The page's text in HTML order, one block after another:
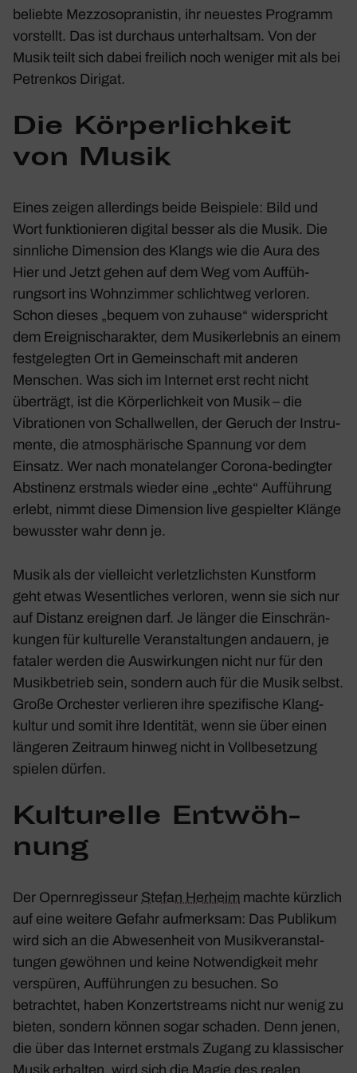
beliebte Mezzo­so­pra­nistin, ihr neuestes Programm
vorstellt. Das ist durchaus unter­haltsam. Von der
Musik teilt sich dabei frei­lich noch weniger mit als bei
Petrenkos Dirigat.
Die Körper­lich­keit
von Musik
Eines zeigen aller­dings beide Beispiele: Bild und
Wort funk­tio­nieren digital besser als die Musik. Die
sinn­liche Dimen­sion des Klangs wie die Aura des
Hier und Jetzt gehen auf dem Weg vom Auffüh­
rungsort ins Wohn­zimmer schlichtweg verloren.
Schon dieses „bequem von zuhause“ wider­spricht
dem Ereig­nis­cha­rakter, dem Musik­erlebnis an einem
fest­ge­legten Ort in Gemein­schaft mit anderen
Menschen. Was sich im Internet erst recht nicht
über­trägt, ist die Körper­lich­keit von Musik – die
Vibra­tionen von Schall­wellen, der Geruch der Instru­
mente, die atmo­sphä­ri­sche Span­nung vor dem
Einsatz. Wer nach mona­te­langer Corona-bedingter
Absti­nenz erst­mals wieder eine „echte“ Auffüh­rung
erlebt, nimmt diese Dimen­sion live gespielter Klänge
bewusster wahr denn je.
Musik als der viel­leicht verletz­lichsten Kunst­form
geht etwas Wesent­li­ches verloren, wenn sie sich nur
auf Distanz ereignen darf. Je länger die Einschrän­
kungen für kultu­relle Veran­stal­tungen andauern, je
fataler werden die Auswir­kungen nicht nur für den
Musik­be­trieb sein, sondern auch für die Musik selbst.
Große Orchester verlieren ihre spezi­fi­sche Klang­
kultur und somit ihre Iden­tität, wenn sie über einen
längeren Zeit­raum hinweg nicht in Voll­be­set­zung
spielen dürfen.
Kultu­relle Entwöh­
nung
Der Opern­re­gis­seur Stefan Herheim machte kürz­lich
auf eine weitere Gefahr aufmerksam: Das Publikum
wird sich an die Abwe­sen­heit von Musik­ver­an­stal­
tungen gewöhnen und keine Notwen­dig­keit mehr
verspüren, Auffüh­rungen zu besu­chen. So
betrachtet, haben Konzert­streams nicht nur wenig zu
bieten, sondern können sogar schaden. Denn jenen,
die über das Internet erst­mals Zugang zu klas­si­scher
Musik erhalten, wird sich die Magie des realen